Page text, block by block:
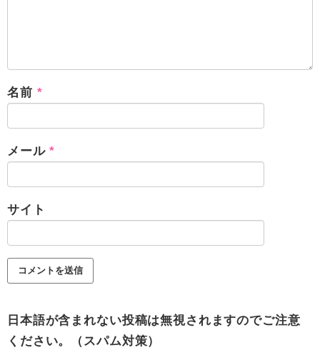
名前 *
メール*
サイト
日本語が含まれない投稿は無視されますのでご注意
ください。（スパム対策）